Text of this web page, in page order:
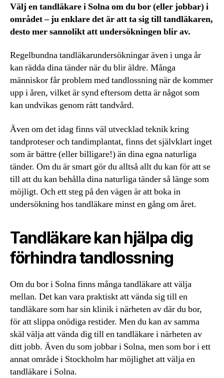
Välj en tandläkare i Solna om du bor (eller jobbar) i
området – ju enklare det är att ta sig till tandläkaren,
desto mer sannolikt att undersökningen blir av.
Regelbundna tandläkarundersökningar även i unga år
kan rädda dina tänder när du blir äldre. Många
människor får problem med tandlossning när de kommer
upp i åren, vilket är synd eftersom detta är något som
kan undvikas genom rätt tandvård.
Även om det idag finns väl utvecklad teknik kring
tandproteser och tandimplantat, finns det självklart inget
som är bättre (eller billigare!) än dina egna naturliga
tänder. Om du är smart gör du alltså allt du kan för att se
till att du kan behålla dina naturliga tänder så länge som
möjligt. Och ett steg på den vägen är att boka in
undersökning hos tandläkare minst en gång om året.
Tandläkare kan hjälpa dig
förhindra tandlossning
Om du bor i Solna finns många tandläkare att välja
mellan. Det kan vara praktiskt att vända sig till en
tandläkare som har sin klinik i närheten av där du bor,
för att slippa onödiga restider. Men du kan av samma
skäl välja att vända dig till en tandläkare i närheten av
ditt jobb. Även du som jobbar i Solna, men som bor i ett
annat område i Stockholm har möjlighet att välja en
tandläkare i Solna.